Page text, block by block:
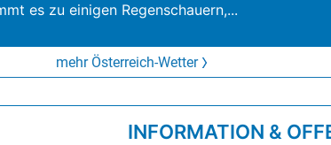
es zu einigen Regenschauern,...
mehr Österreich-Wetter
INFORMATION &